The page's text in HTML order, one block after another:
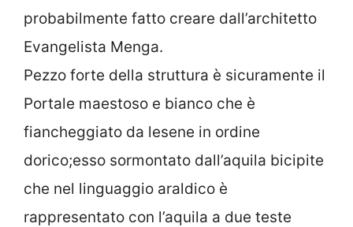
probabilmente fatto creare dall’architetto
Evangelista Menga.
Pezzo forte della struttura è sicuramente il
Portale maestoso e bianco che è
fiancheggiato da lesene in ordine
dorico;esso sormontato dall’aquila bicipite
che nel linguaggio araldico è
rappresentato con l’aquila a due teste